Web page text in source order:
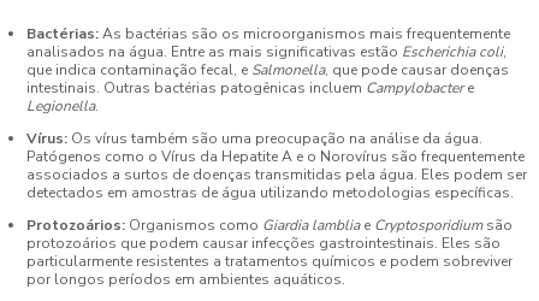
Bactérias:As bactérias são os microorganismos mais frequentemente
analisados na água. Entre as mais significativas estão Escherichia coli,
que indica contaminação fecal, e Salmonella, que pode causar doenças
intestinais. Outras bactérias patogênicas incluem Campylobactere
Legionella.
Vírus: Os vírus também são uma preocupação na análise da água.
Patógenos como o Vírus da Hepatite A e o Norovírus são frequentemente
associados a surtos de doenças transmitidas pela água. Eles podem ser
detectados em amostras de água utilizando metodologias específicas.
Protozoários: Organismos como Giardia lambliae Cryptosporidiumsão
protozoários que podem causar infecções gastrointestinais. Eles são
particularmente resistentes a tratamentos químicos e podem sobreviver
por longos períodos em ambientes aquáticos.